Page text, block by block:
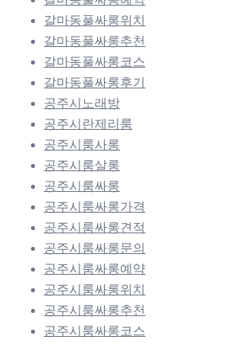
갈마동풀싸롱위치
갈마동풀싸롱추천
갈마동풀싸롱코스
갈마동풀싸롱후기
공주시노래방
공주시란제리룸
공주시룸사롱
공주시룸살롱
공주시룸싸롱
공주시룸싸롱가격
공주시룸싸롱견적
공주시룸싸롱문의
공주시룸싸롱예약
공주시룸싸롱위치
공주시룸싸롱추천
공주시룸싸롱코스